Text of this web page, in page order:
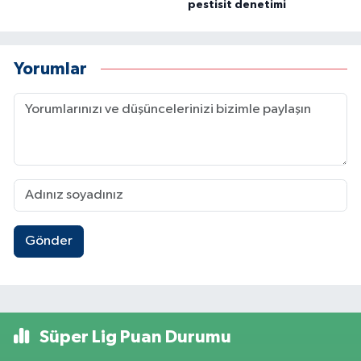
pestisit denetimi
Yorumlar
Gönder
Süper Lig Puan Durumu